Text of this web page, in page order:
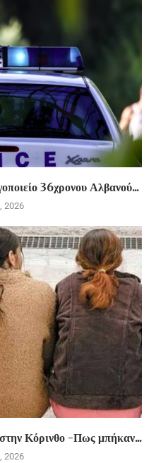
36χρονου Αλβανού...
2026
Κόρινθο -Πως μπήκαν...
2026